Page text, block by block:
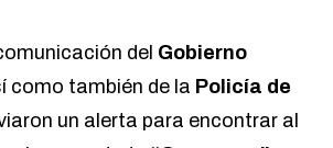
del Gobierno
como también de la Policía de
un alerta para encontrar al